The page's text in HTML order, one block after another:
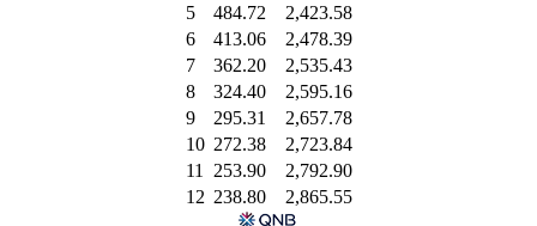
5
484.72
2,423.58
6
413.06
2,478.39
7
362.20
2,535.43
8
324.40
2,595.16
9
295.31
2,657.78
10 272.38
2,723.84
11
253.90
2,792.90
12 238.80 2,865.55